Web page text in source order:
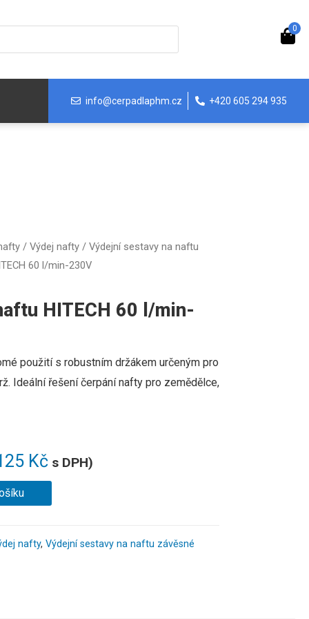
0
info@cerpadlaphm.cz +420 605 294 935
/ Výdej nafty/ Výdejní sestavy na naftu
60 l/min-230V
HITECH 60 l/min-
Kčs DPH)
použití s robustním držákem určeným pro
Ideální řešení čerpání nafty pro zemědělce,
nafty, Výdejní sestavy na naftu závěsné